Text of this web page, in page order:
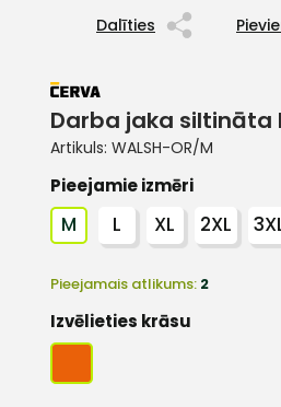
Dalīties
Darba jaka siltināta
Artikuls: WALSH-OR/M
Pieejamie izmēri
M L XL 2XL
Pieejamais atlikums: 2
Izvēlieties krāsu